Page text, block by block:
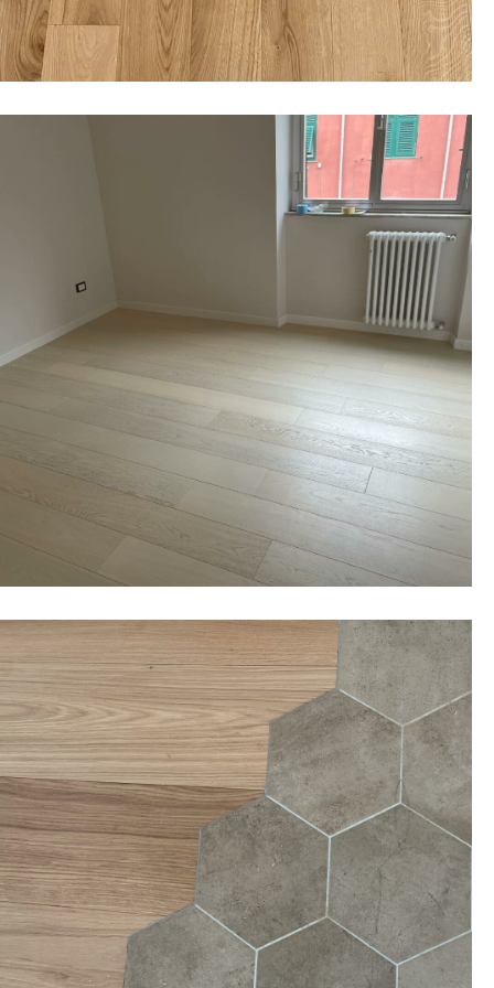
11 February 2022
Parquet sbiancato
11 February 2022
Anche questo lavoro finito,
decisamente molto impegnativo però
il risultato!